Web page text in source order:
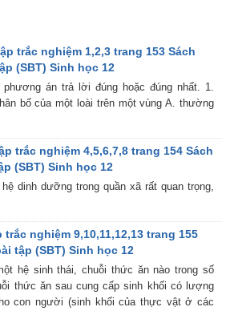
trắc nghiệm 1,2,3 trang 153 Sách
(SBT) Sinh học 12
phương án trả lời đúng hoặc đúng nhất. 1.
bố của một loài trên một vùng A. thường
trắc nghiệm 4,5,6,7,8 trang 154 Sách
(SBT) Sinh học 12
hệ dinh dưỡng trong quần xã rất quan trọng,
trắc nghiệm 9,10,11,12,13 trang 155
tập (SBT) Sinh học 12
hệ sinh thái, chuỗi thức ăn nào trong số
thức ăn sau cung cấp sinh khối có lượng
con người (sinh khối của thực vật ở các